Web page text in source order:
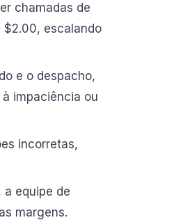
chamadas de
$2.00, escalando
e o despacho,
impaciência ou
incorretas,
a equipe de
margens.